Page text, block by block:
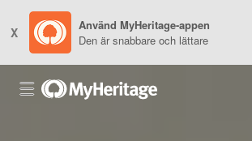
X
Använd MyHeritage-appen
Den är snabbare och lättare